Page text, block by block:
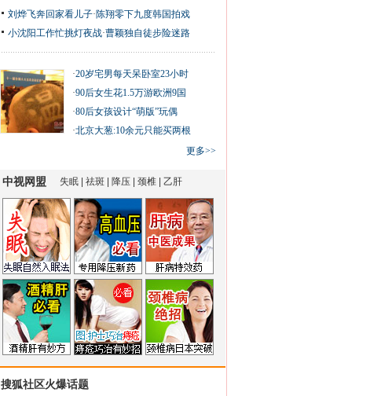
刘烨飞奔回家看儿子·陈翔零下九度韩国拍戏
小沈阳工作忙挑灯夜战·曹颖独自徒步险迷路
·20岁宅男每天呆卧室23小时
·90后女生花1.5万游欧洲9国
·80后女孩设计“萌版”玩偶
·北京大葱:10余元只能买两根
更多>>
搜狐社区火爆话题